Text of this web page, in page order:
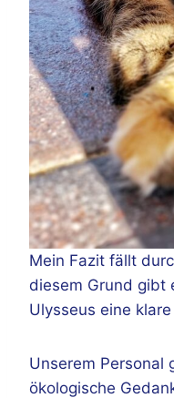
Mein Fazit fällt
diesem Grund gibt
Ulysseus eine
Unserem Personal
ökologische